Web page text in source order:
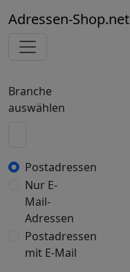
Adressen-Shop.net
Branche
auswählen
Postadressen
Nur E-
Mail-
Adressen
Postadressen
mit E-Mail